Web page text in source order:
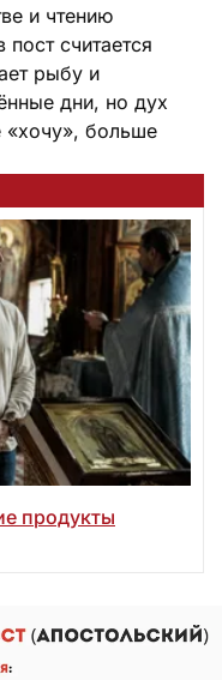
и чтению
считается
рыбу и
дни, но дух
«хочу», больше
продукты